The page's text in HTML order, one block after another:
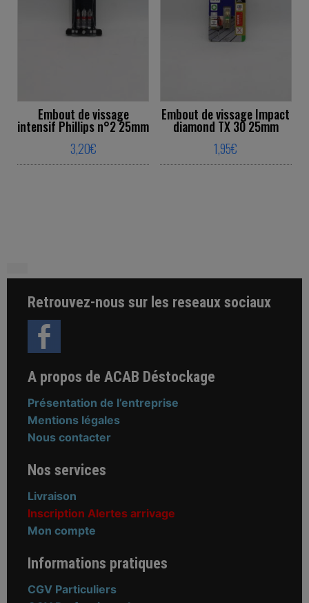
Embout de vissage
intensif Phillips n°2 25mm
3,20€
Embout de vissage Impact
diamond TX 30 25mm
1,95€
Retrouvez-nous sur les reseaux sociaux
A propos de ACAB Déstockage
Présentation de l’entreprise
Mentions légales
Nous contacter
Nos services
Livraison
Inscription Alertes arrivage
Mon compte
Informations pratiques
CGV Particuliers